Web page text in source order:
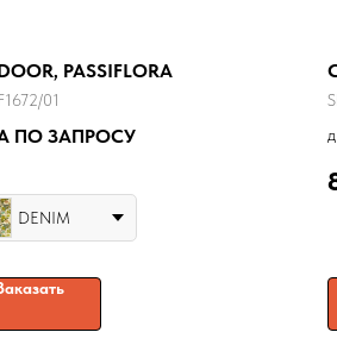
PASSIFLORA
01
ПО ЗАПРОСУ
DENIM